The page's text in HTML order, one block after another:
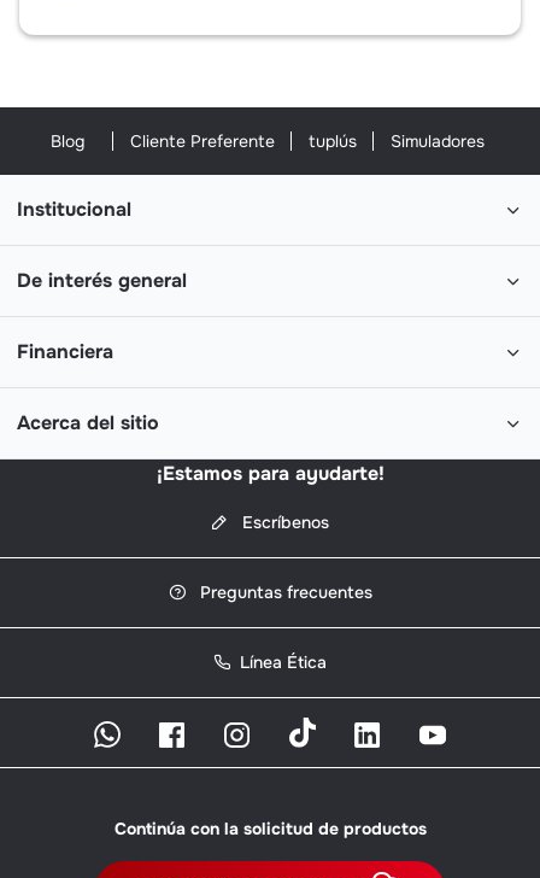
Blog Cliente Preferente tuplús Simuladores
Institucional
De interés general
Financiera
Acerca del sitio
¡Estamos para ayudarte!
Escríbenos
Preguntas frecuentes
Línea Ética
Continúa con la solicitud de productos